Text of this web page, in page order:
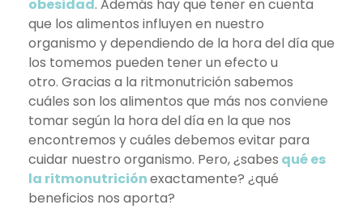
obesidad. Además hay que tener en cuenta
que los alimentos influyen en nuestro
organismo y dependiendo de la hora del día que
los tomemos pueden tener un efecto u
otro. Gracias a la ritmonutrición sabemos
cuáles son los alimentos que más nos conviene
tomar según la hora del día en la que nos
encontremos y cuáles debemos evitar para
cuidar nuestro organismo. Pero, ¿sabes qué es
la ritmonutriciónexactamente? ¿qué
beneficios nos aporta?